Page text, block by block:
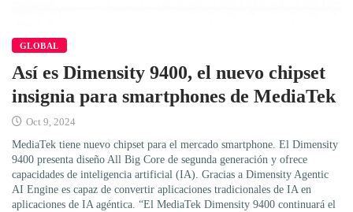
GLOBAL
Así es Dimensity 9400, el nuevo chipset
insignia para smartphones de MediaTek
Oct 9, 2024
MediaTek tiene nuevo chipset para el mercado smartphone. El Dimensity
9400 presenta diseño All Big Core de segunda generación y ofrece
capacidades de inteligencia artificial (IA). Gracias a Dimensity Agentic
AI Engine es capaz de convertir aplicaciones tradicionales de IA en
aplicaciones de IA agéntica. “El MediaTek Dimensity 9400 continuará el